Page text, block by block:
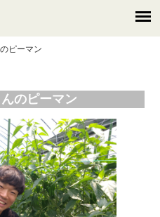
ピーマン
のピーマン